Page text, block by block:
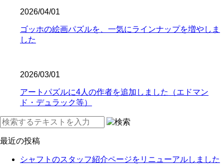
2026/04/01
ゴッホの絵画パズルを、一気にラインナップを増やしま
した
2026/03/01
アートパズルに4人の作者を追加しました（エドマン
ド・デュラック等）
最近の投稿
シャフトのスタッフ紹介ページをリニューアルしました